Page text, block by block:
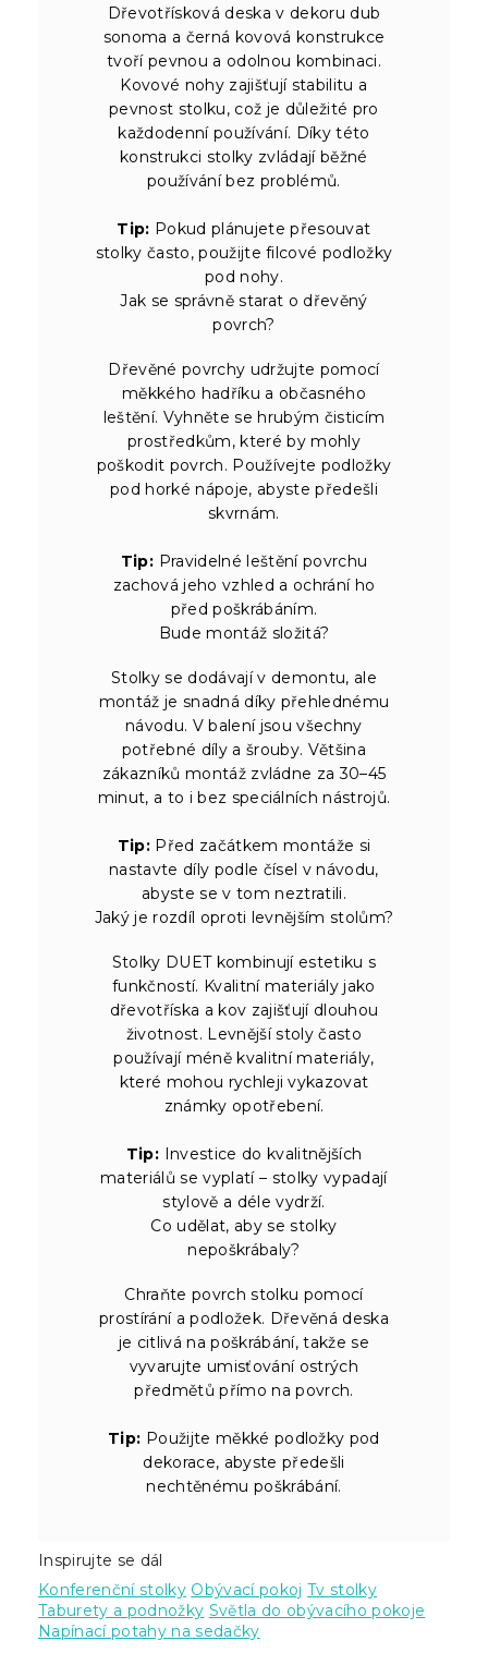
Dřevotřísková deska v dekoru dub
sonoma a černá kovová konstrukce
tvoří pevnou a odolnou kombinaci.
Kovové nohy zajišťují stabilitu a
pevnost stolku, což je důležité pro
každodenní používání. Díky této
konstrukci stolky zvládají běžné
používání bez problémů.
Tip: Pokud plánujete přesouvat
stolky často, použijte filcové podložky
pod nohy.
Jak se správně starat o dřevěný
povrch?
Dřevěné povrchy udržujte pomocí
měkkého hadříku a občasného
leštění. Vyhněte se hrubým čisticím
prostředkům, které by mohly
poškodit povrch. Používejte podložky
pod horké nápoje, abyste předešli
skvrnám.
Tip: Pravidelné leštění povrchu
zachová jeho vzhled a ochrání ho
před poškrábáním.
Bude montáž složitá?
Stolky se dodávají v demontu, ale
montáž je snadná díky přehlednému
návodu. V balení jsou všechny
potřebné díly a šrouby. Většina
zákazníků montáž zvládne za 30–45
minut, a to i bez speciálních nástrojů.
Tip: Před začátkem montáže si
nastavte díly podle čísel v návodu,
abyste se v tom neztratili.
Jaký je rozdíl oproti levnějším stolům?
Stolky DUET kombinují estetiku s
funkčností. Kvalitní materiály jako
dřevotříska a kov zajišťují dlouhou
životnost. Levnější stoly často
používají méně kvalitní materiály,
které mohou rychleji vykazovat
známky opotřebení.
Tip: Investice do kvalitnějších
materiálů se vyplatí – stolky vypadají
stylově a déle vydrží.
Co udělat, aby se stolky
nepoškrábaly?
Chraňte povrch stolku pomocí
prostírání a podložek. Dřevěná deska
je citlivá na poškrábání, takže se
vyvarujte umisťování ostrých
předmětů přímo na povrch.
Tip: Použijte měkké podložky pod
dekorace, abyste předešli
nechtěnému poškrábání.
Inspirujte se dál
Konferenční stolky Obývací pokoj Tv stolky
Taburety a podnožky Světla do obývacího pokoje
Napínací potahy na sedačky